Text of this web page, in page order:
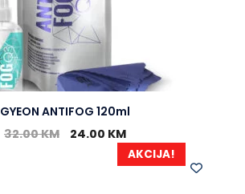
GYEON ANTIFOG 120ml
32.00KM 24.00 KM
AKCIJA!